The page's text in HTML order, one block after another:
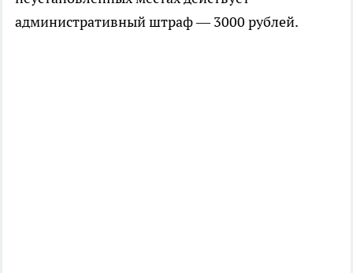
административный штраф — 3000 рублей.